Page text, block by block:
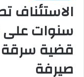
سنوات
قضية سرقة
صيرفة